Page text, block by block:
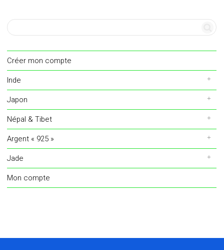
Créer mon compte
Inde
Japon
Népal & Tibet
Argent « 925 »
Jade
Mon compte